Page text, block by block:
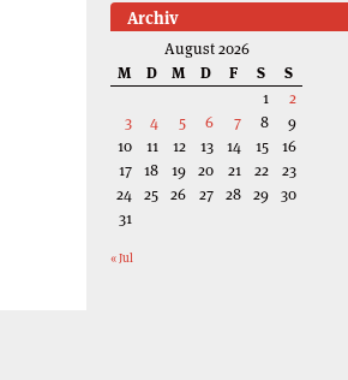
Archiv
August 2026
M
D M D F S
S
1
2
3
4 5 6 7 8
9
10
11 12 13 14 15
16
17 18 19 20 21 22
23
24 25 26 27 28 29 30
31
« Jul